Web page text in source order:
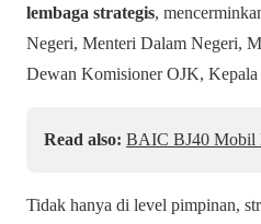
lembaga strategis,
Negeri, Menteri Dalam Negeri,
Dewan Komisioner OJK,
Read also: BAIC BJ40 Mobil
Tidak hanya di level pimpinan,